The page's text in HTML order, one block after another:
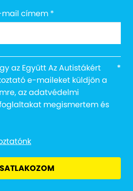
mail címem *
az Együtt Az Autistákért
e-maileket küldjön a
az adatvédelmi
megismertem és
*